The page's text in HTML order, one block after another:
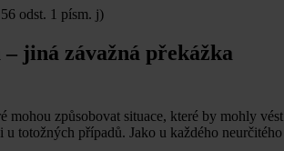
odst. 1 písm. j)
jiná závažná překážka
způsobovat situace, které by mohly vést
totožných případů. Jako u každého neurčitého